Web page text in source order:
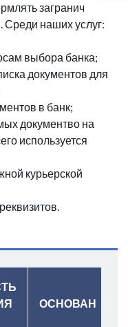
заграничные
Среди наших услуг:
выбора банка;
документов для
в банк;
документво на
используется
курьерской
ОСНОВАН